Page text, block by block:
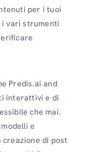
per i tuoi
i vari strumenti
Predis.ai and
interattivi e di
che mai.
e
di post